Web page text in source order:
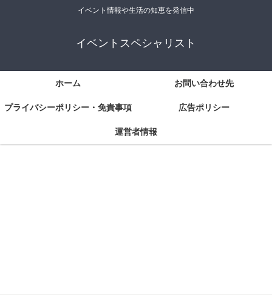
イベント情報や生活の知恵を発信中
イベントスペシャリスト
ホーム お問い合わせ先
プライバシーポリシー・免責事項 広告ポリシー
運営者情報